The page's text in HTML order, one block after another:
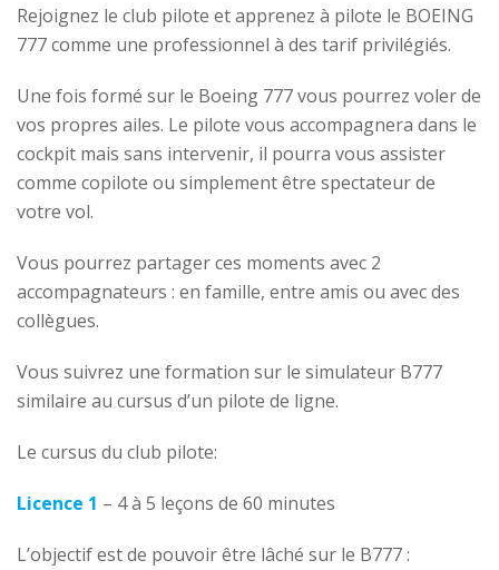
Rejoignez le club pilote et apprenez à pilote le BOEING
777 comme une professionnel à des tarif privilégiés.
Une fois formé sur le Boeing 777 vous pourrez voler de
vos propres ailes. Le pilote vous accompagnera dans le
cockpit mais sans intervenir, il pourra vous assister
comme copilote ou simplement être spectateur de
votre vol.
Vous pourrez partager ces moments avec 2
accompagnateurs : en famille, entre amis ou avec des
collègues.
Vous suivrez une formation sur le simulateur B777
similaire au cursus d’un pilote de ligne.
Le cursus du club pilote:
Licence 1 – 4 à 5 leçons de 60 minutes
L’objectif est de pouvoir être lâché sur le B777 :